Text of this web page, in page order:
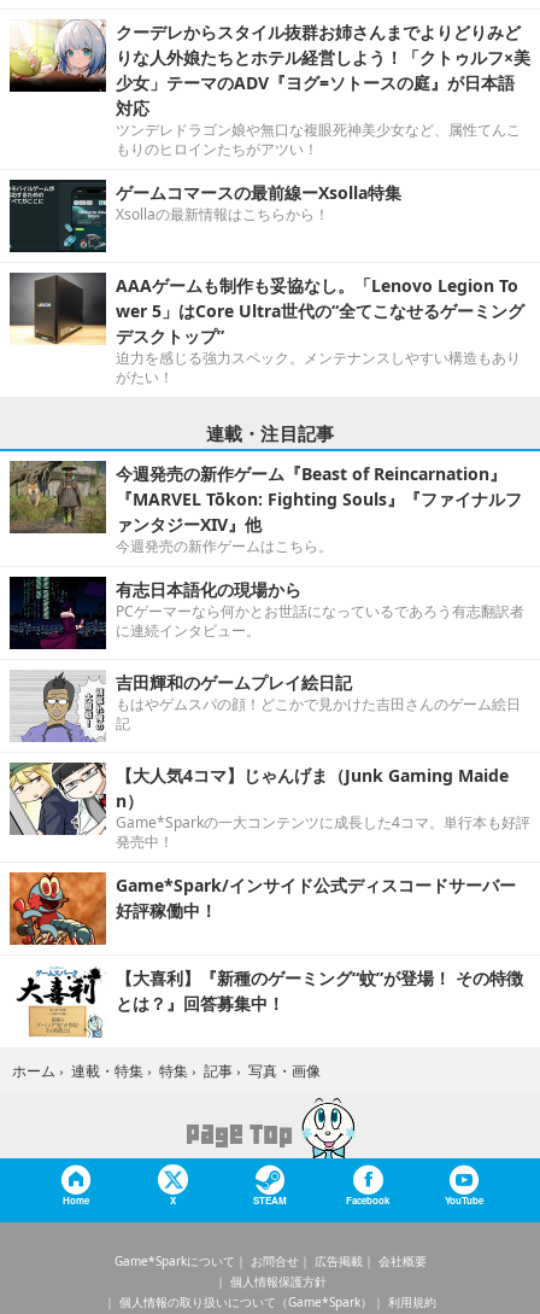
クーデレからスタイル抜群お姉さんまでよりどりみど
りな人外娘たちとホテル経営しよう！「クトゥルフ×美
少女」テーマのADV『ヨグ=ソトースの庭』が日本語
対応
ツンデレドラゴン娘や無口な複眼死神美少女など、属性てんこ
もりのヒロインたちがアツい！
ゲームコマースの最前線ーXsolla特集
Xsollaの最新情報はこちらから！
AAAゲームも制作も妥協なし。「Lenovo Legion To
wer 5」はCore Ultra世代の“全てこなせるゲーミング
デスクトップ”
迫力を感じる強力スペック。メンテナンスしやすい構造もあり
がたい！
連載・注目記事
今週発売の新作ゲーム『Beast of Reincarnation』
『MARVEL Tōkon: Fighting Souls』『ファイナルフ
ァンタジーXIV』他
今週発売の新作ゲームはこちら。
有志日本語化の現場から
PCゲーマーなら何かとお世話になっているであろう有志翻訳者
に連続インタビュー。
吉田輝和のゲームプレイ絵日記
もはやゲムスパの顔！どこかで見かけた吉田さんのゲーム絵日
記
【大人気4コマ】じゃんげま（Junk Gaming Maide
n）
Game*Sparkの一大コンテンツに成長した4コマ。単行本も好評
発売中！
Game*Spark/インサイド公式ディスコードサーバー
好評稼働中！
【大喜利】『新種のゲーミング“蚊”が登場！ その特徴
とは？』回答募集中！
ホーム › 連載・特集 › 特集 › 記事 › 写真・画像
Home X STEAM Facebook YouTube
Game*Sparkについて お問合せ 広告掲載
会社概要
個人情報保護方針
個人情報の取り扱いについて（Game*Spark）
利用規約